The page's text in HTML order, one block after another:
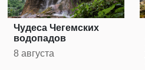
Чудеса Чегемских
водопадов
8 августа